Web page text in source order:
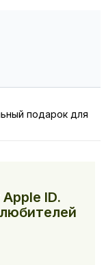
подарок для
ID.